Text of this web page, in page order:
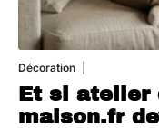
Décoration
Et si atelier
maison.fr